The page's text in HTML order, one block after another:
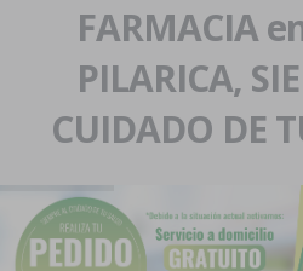
La farmacia
Nuestra historia
Nuestro equipo
Eventos
Servicios y reservas
Pedidos express
Blog
FARMACIA
PILARICA,
CUIDADO DE